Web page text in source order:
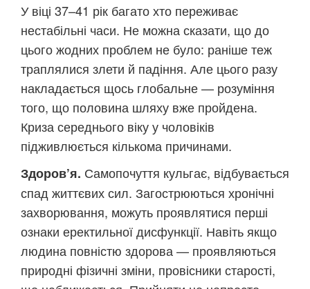
У віці 37–41 рік багато хто переживає
нестабільні часи. Не можна сказати, що до
цього жодних проблем не було: раніше теж
траплялися злети й падіння. Але цього разу
накладається щось глобальне — розуміння
того, що половина шляху вже пройдена.
Криза середнього віку у чоловіків
підживлюється кількома причинами.
Здоров’я. Самопочуття кульгає, відбувається
спад життєвих сил. Загострюються хронічні
захворювання, можуть проявлятися перші
ознаки еректильної дисфункції. Навіть якщо
людина повністю здорова — проявляються
природні фізичні зміни, провісники старості,